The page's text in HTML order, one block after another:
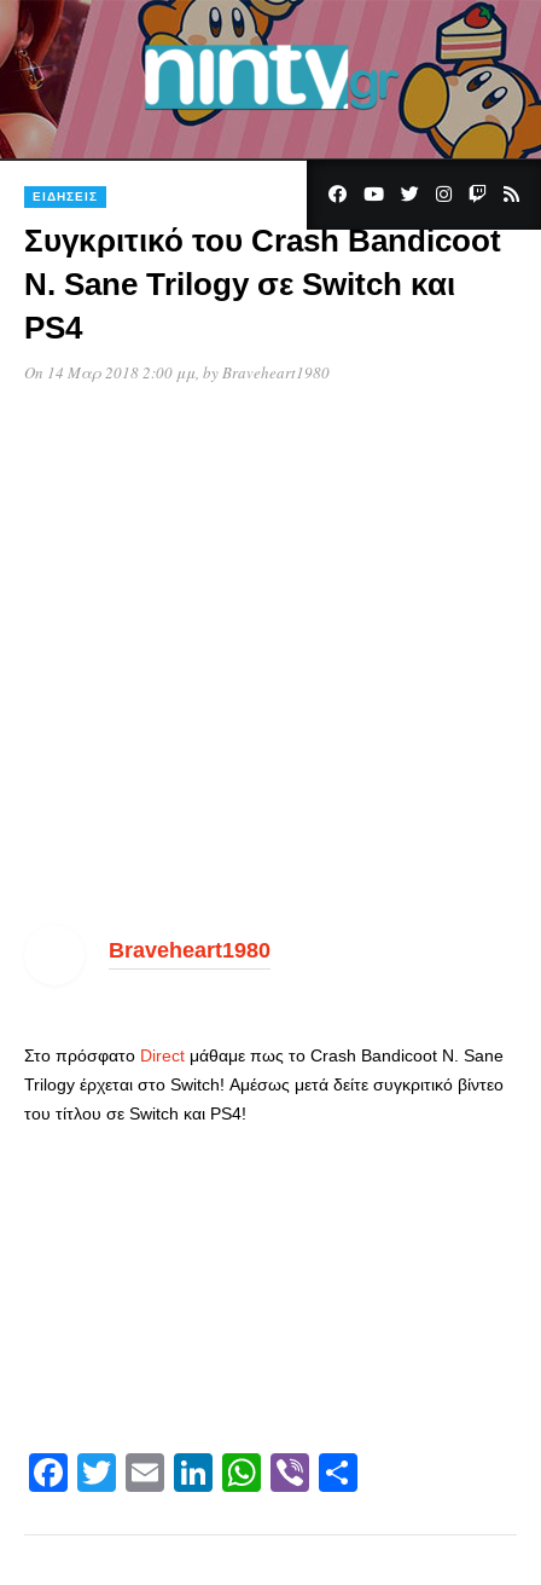
ΕΙΔΉΣΕΙΣ
Συγκριτικό του Crash Bandicoot
N. Sane Trilogy σε Switch και
PS4
On 14 Μαρ 2018 2:00 μμ , by Braveheart1980
Braveheart1980
Στο πρόσφατο Direct μάθαμε πως το Crash Bandicoot N. Sane
Trilogy έρχεται στο Switch! Αμέσως μετά δείτε συγκριτικό βίντεο
του τίτλου σε Switch και PS4!
Facebook
Twitter
EmailLinkedIn
WhatsApp
Viber